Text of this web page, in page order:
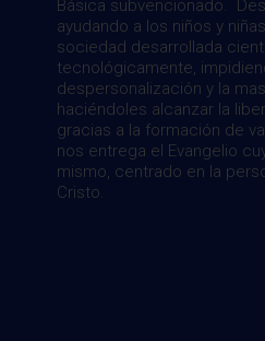
Básica subvencionado.
ayudando a los niños y
sociedad desarrollada
tecnológicamente,
despersonalización y la
haciéndoles alcanzar la
gracias a la formación de
nos entrega el Evangelio
mismo, centrado en la
Cristo.